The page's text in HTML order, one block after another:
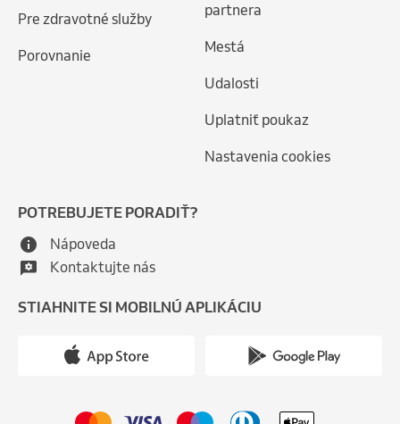
Pre zdravotné služby
Porovnanie
partnera
Mestá
Udalosti
Uplatniť poukaz
Nastavenia cookies
POTREBUJETE PORADIŤ?
Nápoveda
Kontaktujte nás
STIAHNITE SI MOBILNÚ APLIKÁCIU